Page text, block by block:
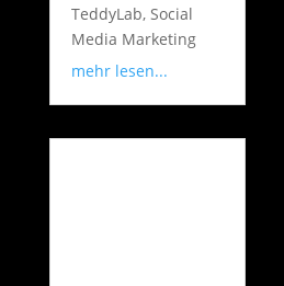
TeddyLab, Social
Media Marketing
mehr lesen...